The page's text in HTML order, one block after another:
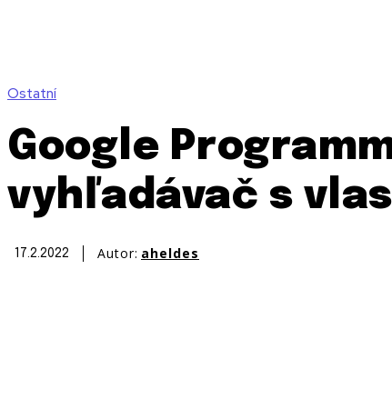
Ostatní
Google
vyhľadávač s
17.2.2022 Autor: aheldes